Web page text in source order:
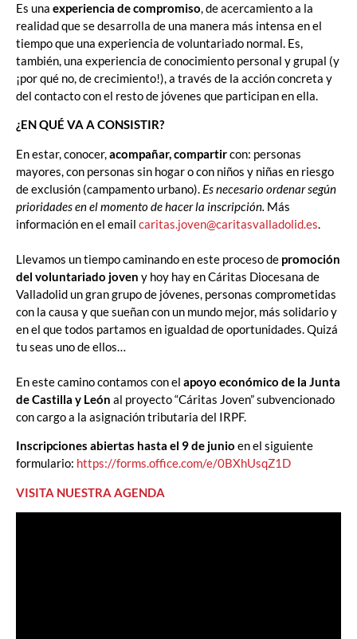
Es una experiencia de compromiso, de acercamiento a la
realidad que se desarrolla de una manera más intensa en el
tiempo que una experiencia de voluntariado normal. Es,
también, una experiencia de conocimiento personal y grupal (y
¡por qué no, de crecimiento!), a través de la acción concreta y
del contacto con el resto de jóvenes que participan en ella.
¿EN QUÉ VA A CONSISTIR?
En estar, conocer,acompañar, compartircon: personas
mayores, con personas sin hogar o con niños y niñas en riesgo
de exclusión (campamento urbano). Es necesario ordenar según
prioridades en el momento de hacer la inscripción. Más
información en el email caritas.joven@caritasvalladolid.es.
Llevamos un tiempo caminando en este proceso de promoción
del voluntariado joven y hoy hay en Cáritas Diocesana de
Valladolid un gran grupo de jóvenes, personas comprometidas
con la causa y que sueñan con un mundo mejor, más solidario y
en el que todos partamos en igualdad de oportunidades. Quizá
tu seas uno de ellos…
En este camino contamos con el apoyo económico de la Junta
de Castilla y León al proyecto “Cáritas Joven” subvencionado
con cargo a la asignación tributaria del IRPF.
Inscripciones abiertas hasta el 9 de junio en el siguiente
formulario: https://forms.office.com/e/0BXhUsqZ1D
VISITA NUESTRA AGENDA